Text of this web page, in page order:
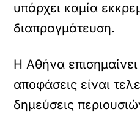
υπάρχει καμία
διαπραγμάτευση.
Η Αθήνα επισημαίνει
αποφάσεις είναι
δημεύσεις